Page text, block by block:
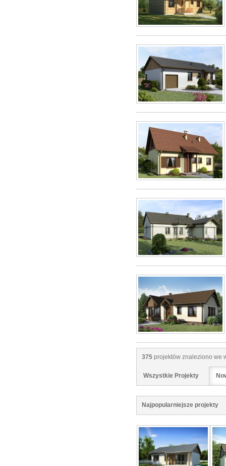
375 projektów znaleziono we
Wszystkie Projekty
Najpopularniejsze projekty